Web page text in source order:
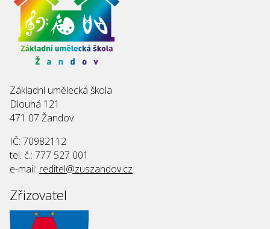
Základní umělecká škola
Dlouhá 121
471 07 Žandov
IČ: 70982112
tel. č.: 777 527 001
e-mail: reditel@zuszandov.cz
Zřizovatel